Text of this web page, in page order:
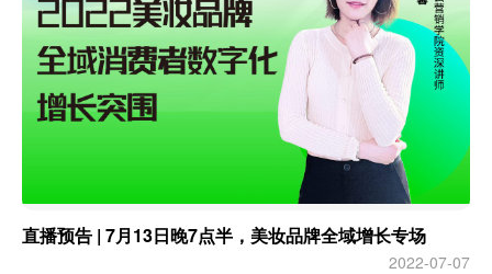
直播预告 | 7月13日晚7点半，美妆品牌全域增长专场
2022-07-07